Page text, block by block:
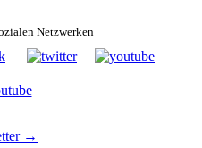
Netzwerken
→